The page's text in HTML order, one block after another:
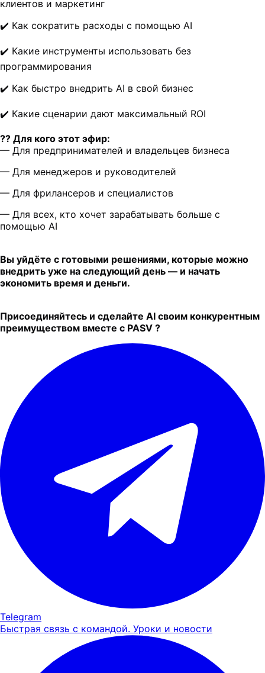
клиентов и маркетинг
✔️ Как сократить расходы с помощью AI
✔️ Какие инструменты использовать без
программирования
✔️ Как быстро внедрить AI в свой бизнес
✔️ Какие сценарии дают максимальный ROI
?‍? Для кого этот эфир:
— Для предпринимателей и владельцев бизнеса
— Для менеджеров и руководителей
— Для фрилансеров и специалистов
— Для всех, кто хочет зарабатывать больше с
помощью AI
Вы уйдёте с готовыми решениями, которые можно
внедрить уже на следующий день — и начать
экономить время и деньги.
Присоединяйтесь и сделайте AI своим конкурентным
преимуществом вместе с PASV ?
Telegram
Быстрая связь с командой. Уроки и новости